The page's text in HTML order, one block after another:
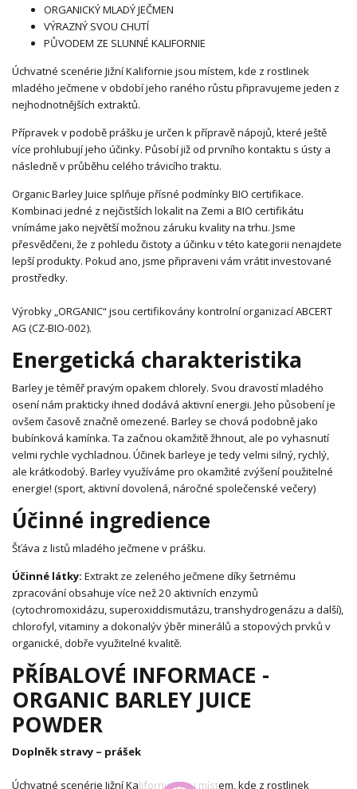
ORGANICKÝ MLADÝ JEČMEN
VÝRAZNÝ SVOU CHUTÍ
PŮVODEM ZE SLUNNÉ KALIFORNIE
Úchvatné scenérie Jižní Kalifornie jsou místem, kde z rostlinek
mladého ječmene v období jeho raného růstu připravujeme jeden z
nejhodnotnějších extraktů.
Přípravek v podobě prášku je určen k přípravě nápojů, které ještě
více prohlubují jeho účinky. Působí již od prvního kontaktu s ústy a
následně v průběhu celého trávicího traktu.
Organic Barley Juice splňuje přísné podmínky BIO certifikace.
Kombinaci jedné z nejčistších lokalit na Zemi a BIO certifikátu
vnímáme jako největší možnou záruku kvality na trhu. Jsme
přesvědčeni, že z pohledu čistoty a účinku v této kategorii nenajdete
lepší produkty. Pokud ano, jsme připraveni vám vrátit investované
prostředky.
Výrobky „ORGANIC“ jsou certifikovány kontrolní organizací ABCERT
AG (CZ-BIO-002).
Energetická charakteristika
Barley je téměř pravým opakem chlorely. Svou dravostí mladého
osení nám prakticky ihned dodává aktivní energii. Jeho působení je
ovšem časově značně omezené. Barley se chová podobně jako
bubínková kamínka. Ta začnou okamžitě žhnout, ale po vyhasnutí
velmi rychle vychladnou. Účinek barleye je tedy velmi silný, rychlý,
ale krátkodobý. Barley využíváme pro okamžité zvýšení použitelné
energie! (sport, aktivní dovolená, náročné společenské večery)
Účinné ingredience
Šťáva z listů mladého ječmene v prášku.
Účinné látky: Extrakt ze zeleného ječmene díky šetrnému
zpracování obsahuje více než 20 aktivních enzymů
(cytochromoxidázu, superoxiddismutázu, transhydrogenázu a další),
chlorofyl, vitaminy a dokonalýv ýběr minerálů a stopových prvků v
organické, dobře využitelné kvalitě.
PŘÍBALOVÉ INFORMACE -
ORGANIC BARLEY JUICE
POWDER
Doplněk stravy – prášek
Úchvatné scenérie Jižní Kalifornie jsou místem, kde z rostlinek